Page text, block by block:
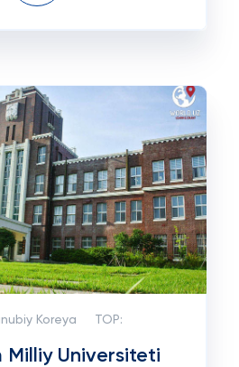
Koreya TOP:
Milliy Universiteti